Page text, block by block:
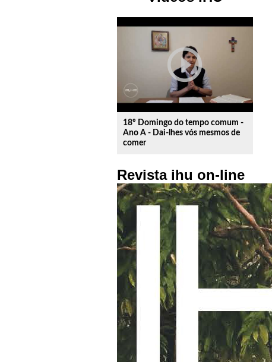
play_circle_outline
18º Domingo do tempo comum -
Ano A - Dai-lhes vós mesmos de
comer
Revista ihu on-line